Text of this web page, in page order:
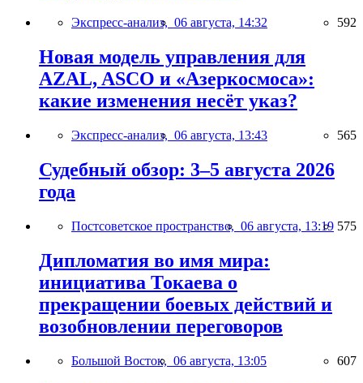
Экспресс-анализ, 06 августа, 14:32 592
Новая модель управления для
AZAL, ASCO и «Азеркосмоса»:
какие изменения несёт указ?
Экспресс-анализ, 06 августа, 13:43 565
Судебный обзор: 3–5 августа 2026
года
Постсоветское пространство, 06 августа, 13:19 575
Дипломатия во имя мира:
инициатива Токаева о
прекращении боевых действий и
возобновлении переговоров
Большой Восток, 06 августа, 13:05 607